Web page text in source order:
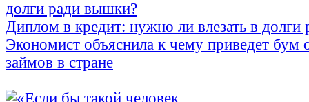
Диплом в кредит: нужно ли влезать в
Экономист объяснила к чему приведет бум
займов в стране